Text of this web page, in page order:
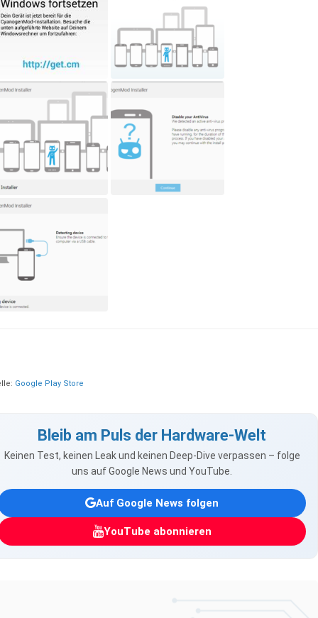
Google Play Store
Bleib am Puls der Hardware-Welt
Keinen Test, keinen Leak und keinen Deep-Dive verpassen – folge
uns auf Google News und YouTube.
Auf Google News folgen
YouTube abonnieren